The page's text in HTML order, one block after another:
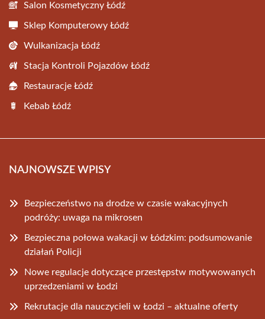
Salon Kosmetyczny Łódź
Sklep Komputerowy Łódź
Wulkanizacja Łódź
Stacja Kontroli Pojazdów Łódź
Restauracje Łódź
Kebab Łódź
NAJNOWSZE WPISY
Bezpieczeństwo na drodze w czasie wakacyjnych
podróży: uwaga na mikrosen
Bezpieczna połowa wakacji w Łódzkim: podsumowanie
działań Policji
Nowe regulacje dotyczące przestępstw motywowanych
uprzedzeniami w Łodzi
Rekrutacje dla nauczycieli w Łodzi – aktualne oferty